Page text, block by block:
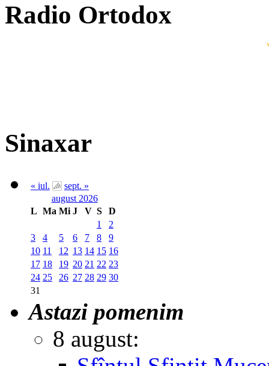
Radio Ortodox
Sinaxar
« iul.
sept. »
august 2026
L Ma Mi J V S
D
1
2
3
4 5 6 7 8
9
10 11 12 13 14 15 16
17 18 19 20 21 22 23
24 25 26 27 28 29 30
31
Astazi pomenim
8 august: